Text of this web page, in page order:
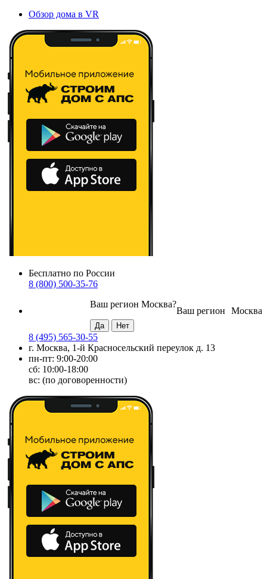
Обзор дома в VR
Бесплатно по России
8 (800) 500-35-76
Москва
Ваш регион
Ваш регион Москва?
8 (495) 565-30-55
г. Москва, 1-й Красносельский переулок д. 13
пн-пт: 9:00-20:00
сб: 10:00-18:00
вс: (по договоренности)